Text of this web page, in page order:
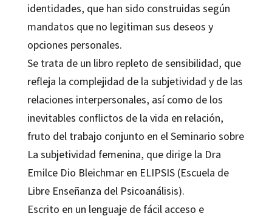
identidades, que han sido construidas según
mandatos que no legitiman sus deseos y
opciones personales.
Se trata de un libro repleto de sensibilidad, que
refleja la complejidad de la subjetividad y de las
relaciones interpersonales, así como de los
inevitables conflictos de la vida en relación,
fruto del trabajo conjunto en el Seminario sobre
La subjetividad femenina, que dirige la Dra
Emilce Dio Bleichmaren ELIPSIS (Escuela de
Libre Enseñanza del Psicoanálisis).
Escrito en un lenguaje de fácil acceso e